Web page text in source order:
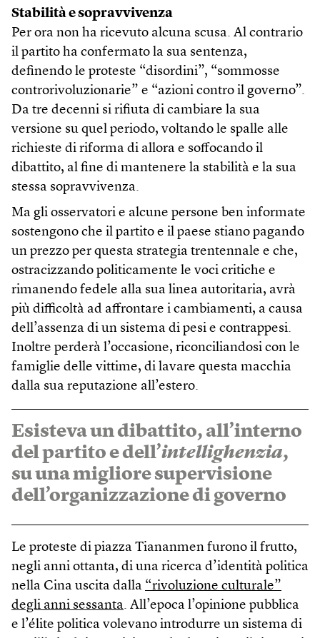
Stabilità e sopravvivenza
Per ora non ha ricevuto alcuna scusa. Al contrario
il partito ha confermato la sua sentenza,
definendo le proteste “disordini”, “sommosse
controrivoluzionarie” e “azioni contro il governo”.
Da tre decenni si rifiuta di cambiare la sua
versione su quel periodo, voltando le spalle alle
richieste di riforma di allora e soffocando il
dibattito, al fine di mantenere la stabilità e la sua
stessa sopravvivenza.
Ma gli osservatori e alcune persone ben informate
sostengono che il partito e il paese stiano pagando
un prezzo per questa strategia trentennale e che,
ostracizzando politicamente le voci critiche e
rimanendo fedele alla sua linea autoritaria, avrà
più difficoltà ad affrontare i cambiamenti, a causa
dell’assenza di un sistema di pesi e contrappesi.
Inoltre perderà l’occasione, riconciliandosi con le
famiglie delle vittime, di lavare questa macchia
dalla sua reputazione all’estero.
Esisteva un dibattito, all’interno
del partito e dell’intellighenzia,
su una migliore supervisione
dell’organizzazione di governo
Le proteste di piazza Tiananmen furono il frutto,
negli anni ottanta, di una ricerca d’identità politica
nella Cina uscita dalla “rivoluzione culturale”
degli anni sessanta. All’epoca l’opinione pubblica
e l’élite politica volevano introdurre un sistema di